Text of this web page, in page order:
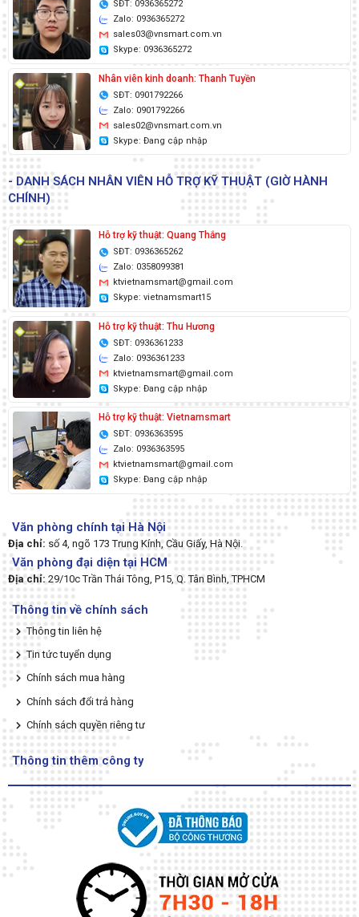
SĐT: 0936365272
Zalo: 0936365272
sales03@vnsmart.com.vn
Skype: 0936365272
Nhân viên kinh doanh: Thanh Tuyền
SĐT: 0901792266
Zalo: 0901792266
sales02@vnsmart.com.vn
Skype: Đang cập nhập
- DANH SÁCH NHÂN VIÊN HỖ TRỢ KỸ THUẬT (GIỜ HÀNH
CHÍNH)
Hỗ trợ kỹ thuật: Quang Thắng
SĐT: 0936365262
Zalo: 0358099381
ktvietnamsmart@gmail.com
Skype: vietnamsmart15
Hỗ trợ kỹ thuật: Thu Hương
SĐT: 0936361233
Zalo: 0936361233
ktvietnamsmart@gmail.com
Skype: Đang cập nhập
Hỗ trợ kỹ thuật: Vietnamsmart
SĐT: 0936363595
Zalo: 0936363595
ktvietnamsmart@gmail.com
Skype: Đang cập nhập
Văn phòng chính tại Hà Nội
Địa chỉ: số 4, ngõ 173 Trung Kính, Cầu Giấy, Hà Nội.
Văn phòng đại diện tại HCM
Địa chỉ: 29/10c Trần Thái Tông, P15, Q. Tân Bình, TPHCM
Thông tin về chính sách
Thông tin liên hệ
Tin tức tuyển dụng
Chính sách mua hàng
Chính sách đổi trả hàng
Chính sách quyền riêng tư
Thông tin thêm công ty